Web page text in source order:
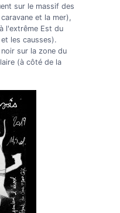
sur le massif des
et la mer),
l'extrême Est du
les causses).
sur la zone du
(à côté de la